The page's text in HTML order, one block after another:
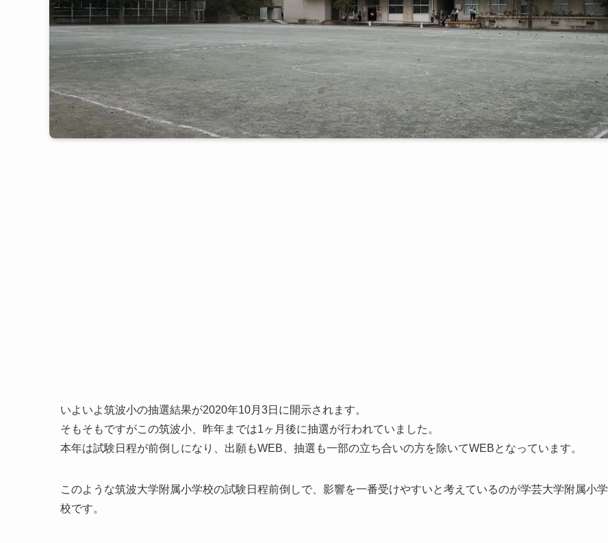
いよいよ筑波小の抽選結果が2020年10月3日に開示されます。
そもそもですがこの筑波小、昨年までは1ヶ月後に抽選が行われていました。
本年は試験日程が前倒しになり、出願もWEB、抽選も一部の立ち合いの方を除いてWEBとなっています。
このような筑波大学附属小学校の試験日程前倒しで、影響を一番受けやすいと考えているのが学芸大学附属小学
校です。